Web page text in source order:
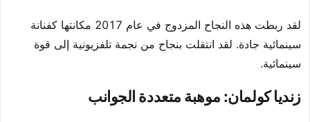
لقد ربطت هذه النجاح المزدوج في عام 2017 مكانتها كفنانة
سينمائية جادة. لقد انتقلت بنجاح من نجمة تلفزيونية إلى قوة
سينمائية.
زنديا كولمان: موهبة متعددة الجوانب